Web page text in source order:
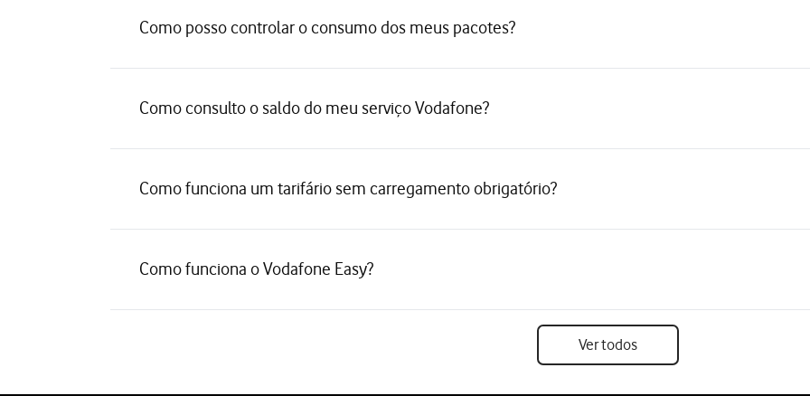
Como posso controlar o consumo dos meus pacotes?
Como consulto o saldo do meu serviço Vodafone?
Como funciona um tarifário sem carregamento obrigatório?
Como funciona o Vodafone Easy?
Ver todos